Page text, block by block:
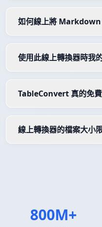
如何線上將 Markdown
使用此線上轉換器時我
TableConvert 真的免
線上轉換器的檔案大小
800M+